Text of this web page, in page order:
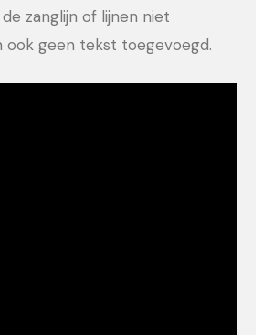
zanglijn of lijnen niet
ook geen tekst toegevoegd.